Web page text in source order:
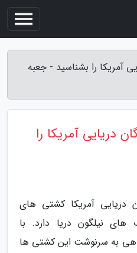
آمریکا را بشناسید - جعبه
دریایی آمریکا را
دریایی آمریکا کشتی های
نیلگون دریا دارد. با
به سرنوشت این کشتی ها